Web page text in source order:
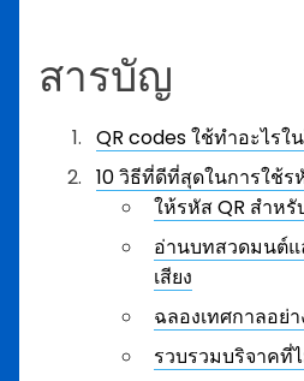
สารบัญ
QR codes ใช้ทำอะไรใ
10 วิธีที่ดีที่สุดในการใช้ร
ให้รหัส QR สำห
อ่านบทสวดมนต์
เสียง
ฉลองเทศกาลอย่
รวบรวมบริจาคที่